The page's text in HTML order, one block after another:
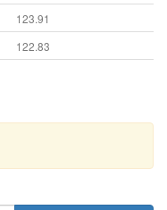
123.91
122.83